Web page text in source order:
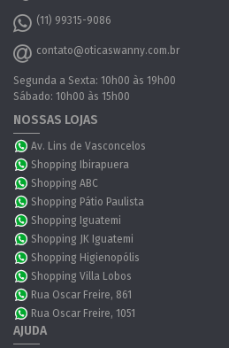
(11) 99315-9086
contato@oticaswanny.com.br
Segunda a Sexta: 10h00 às 19h00
Sábado: 10h00 às 15h00
NOSSAS LOJAS
Av. Lins de Vasconcelos
Shopping Ibirapuera
Shopping ABC
Shopping Pátio Paulista
Shopping Iguatemi
Shopping JK Iguatemi
Shopping Higienopólis
Shopping Villa Lobos
Rua Oscar Freire, 861
Rua Oscar Freire, 1051
AJUDA